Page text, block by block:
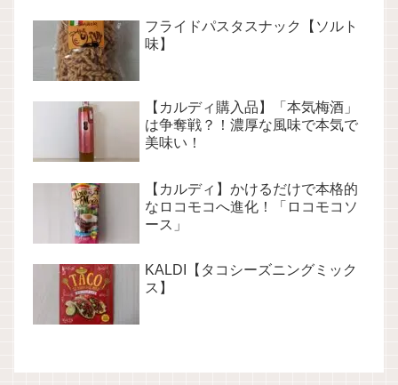
フライドパスタスナック【ソルト
味】
【カルディ購入品】「本気梅酒」
は争奪戦？！濃厚な風味で本気で
美味い！
【カルディ】かけるだけで本格的
なロコモコへ進化！「ロコモコソ
ース」
KALDI【タコシーズニングミック
ス】